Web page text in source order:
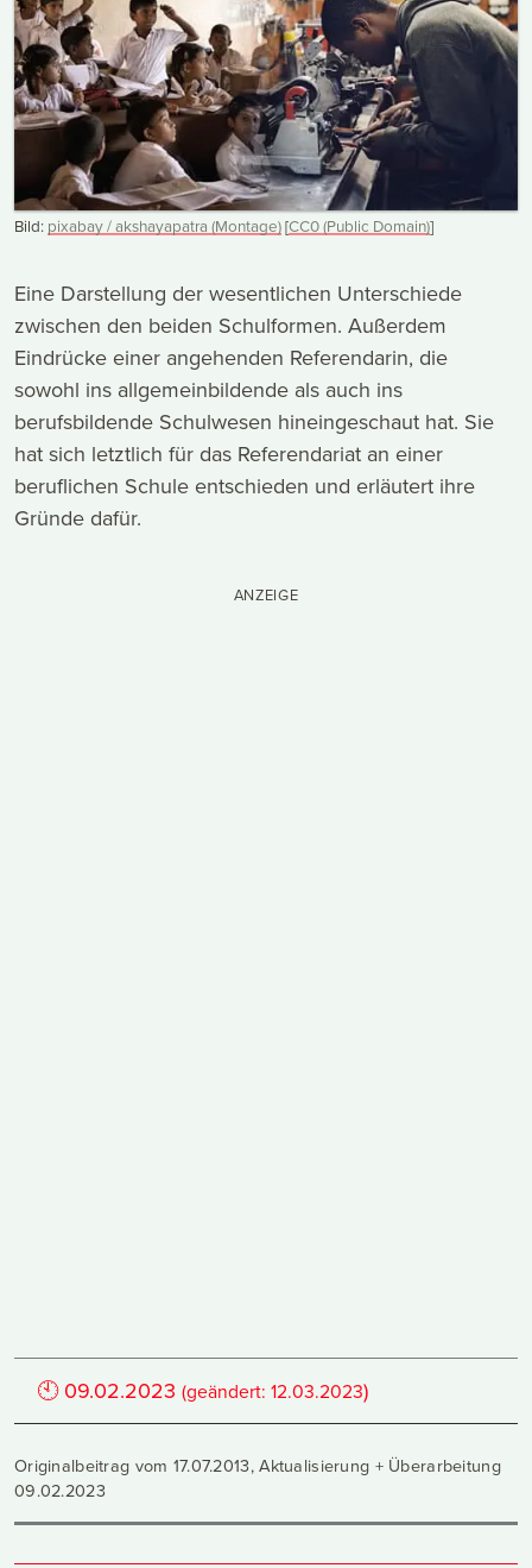
Bild: pixabay / akshayapatra (Montage)[CC0 (Public Domain)]
Eine Darstellung der wesentlichen Unterschiede
zwischen den beiden Schulformen. Außerdem
Eindrücke einer angehenden Referendarin, die
sowohl ins allgemeinbildende als auch ins
berufsbildende Schulwesen hineingeschaut hat. Sie
hat sich letztlich für das Referendariat an einer
beruflichen Schule entschieden und erläutert ihre
Gründe dafür.
ANZEIGE
🕙 09.02.2023 (geändert:12.03.2023)
Originalbeitrag vom 17.07.2013, Aktualisierung + Überarbeitung
09.02.2023